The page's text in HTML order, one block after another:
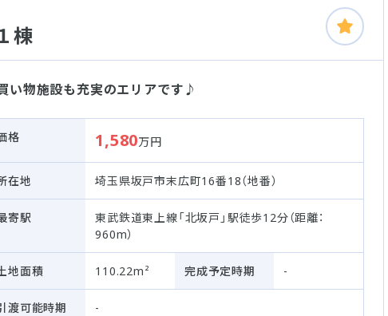
棟
い物施設も充実のエリアです♪
格 1,580万円
在地 埼玉県坂戸市末広町16番18（地番）
寄駅
東武鉄道東上線「北坂戸」駅徒歩12分（距離：
960m）
地面積 110.22m² 完成予定時期 -
渡可能時期 -